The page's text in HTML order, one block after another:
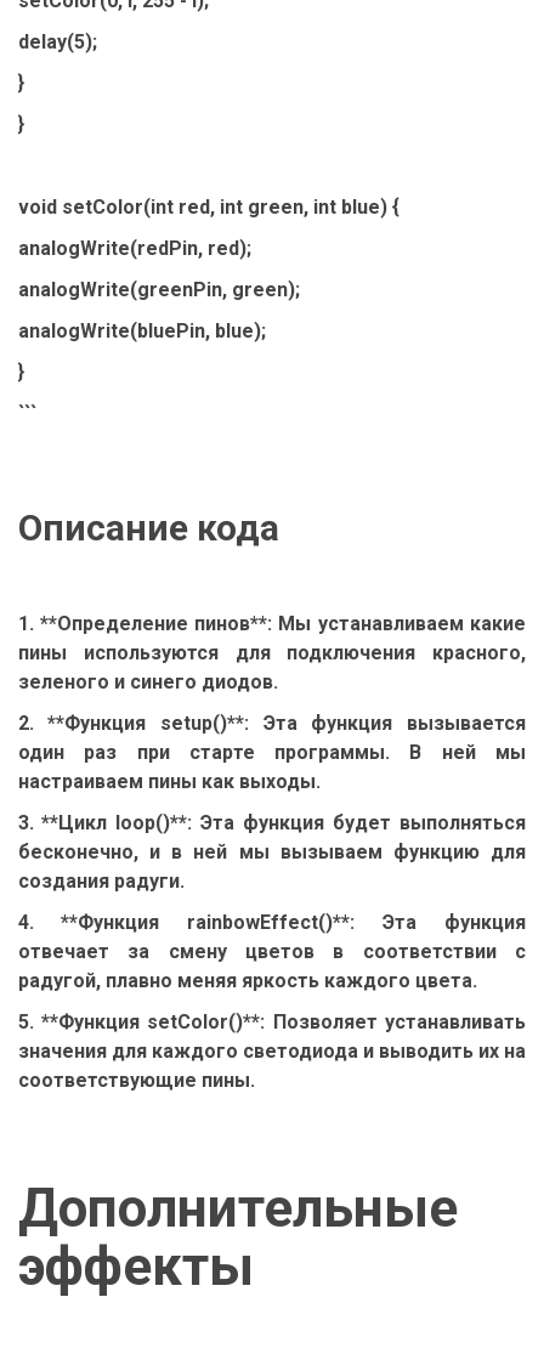
delay(5);
}
}
void setColor(int red, int green, int blue) {
analogWrite(redPin, red);
analogWrite(greenPin, green);
analogWrite(bluePin, blue);
}
```
Описание кода
1. **Определение пинов**: Мы устанавливаем какие
пины используются для подключения красного,
зеленого и синего диодов.
2. **Функция setup()**: Эта функция вызывается
один раз при старте программы. В ней мы
настраиваем пины как выходы.
3. **Цикл loop()**: Эта функция будет выполняться
бесконечно, и в ней мы вызываем функцию для
создания радуги.
4. **Функция rainbowEffect()**: Эта функция
отвечает за смену цветов в соответствии с
радугой, плавно меняя яркость каждого цвета.
5. **Функция setColor()**: Позволяет устанавливать
значения для каждого светодиода и выводить их на
соответствующие пины.
Дополнительные
эффекты